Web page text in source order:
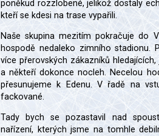
poněkud rozzlobené, jelikož dostaly
kteří se kdesi na trase vypařili.
Naše skupina mezitím pokračuje do
hospodě nedaleko zimního stadionu.
více přerovských zákazníků
a někteří dokonce nocleh. Necelou
přesunujeme k Edenu. V řadě na
fackované.
Tady bych se pozastavil nad
nařízení, kterých jsme na tomhle